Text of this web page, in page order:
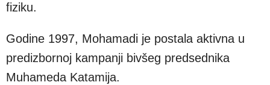
fiziku.
Godine 1997, Mohamadi je postala aktivna u
predizbornoj kampanji bivšeg predsednika
Muhameda Katamija.